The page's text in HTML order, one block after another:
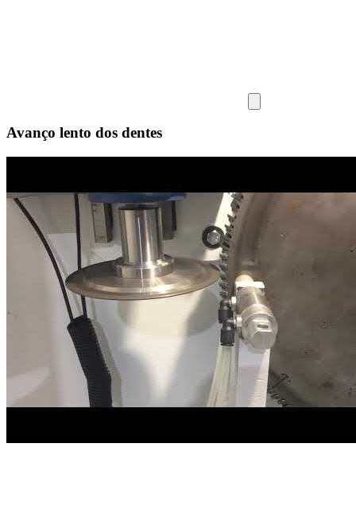
Avanço lento dos dentes